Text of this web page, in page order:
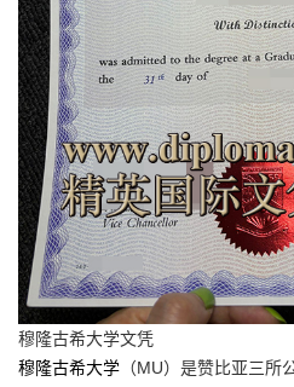
穆隆古希大学文凭
穆隆古希大学 （MU）是赞比亚三